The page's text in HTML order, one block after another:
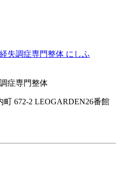
町 672-2 LEOGARDEN26番館